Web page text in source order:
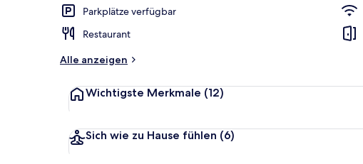
Parkplätze verfügbar
Restaurant
Alle anzeigen
Wichtigste Merkmale (12)
Sich wie zu Hause fühlen (6)